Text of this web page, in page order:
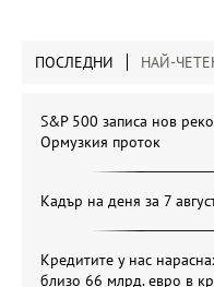
ПОСЛЕДНИ НАЙ-
S&P 500 записа нов
Ормузкия проток
Кадър на деня за 7
Кредитите у нас
близо 66 млрд. евро в